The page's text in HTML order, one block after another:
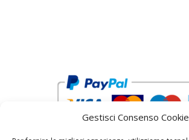
Gestisci Consenso Cookie